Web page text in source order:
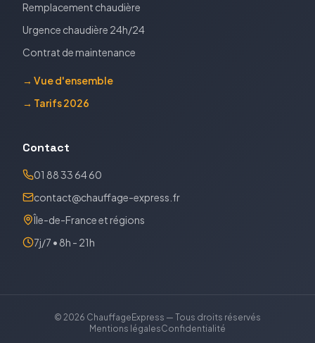
Remplacement chaudière
Urgence chaudière 24h/24
Contrat de maintenance
→ Vue d'ensemble
→ Tarifs 2026
Contact
01 88 33 64 60
contact@chauffage-express.fr
Île-de-France et régions
7j/7 • 8h - 21h
© 2026 ChauffageExpress — Tous droits réservés
Mentions légalesConfidentialité